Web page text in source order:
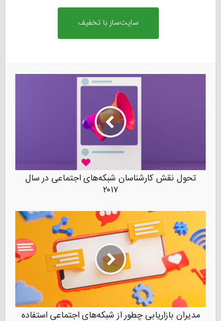
سایت‌ساز با تخفیف
تحول نقش کارشناسان شبکه‌های اجتماعی در سال
۲۰۱۷
مدیران بازاریابی چطور از شبکه‌های اجتماعی استفاده